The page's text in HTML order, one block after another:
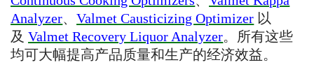
Analyzer、Valmet Causticizing Optimizer 以
及 Valmet Recovery Liquor Analyzer。所有这些
均可大幅提高产品质量和生产的经济效益。